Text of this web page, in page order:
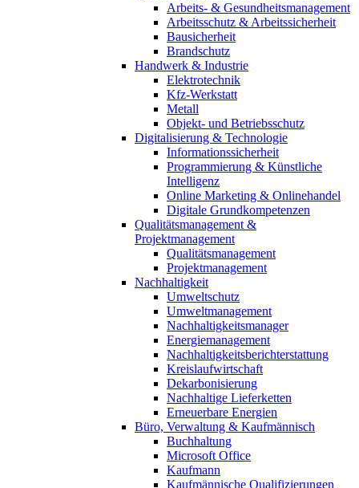
Arbeits- & Gesundheitsmanagement
Arbeitsschutz & Arbeitssicherheit
Bausicherheit
Brandschutz
Handwerk & Industrie
Elektrotechnik
Kfz-Werkstatt
Metall
Objekt- und Betriebsschutz
Digitalisierung & Technologie
Informationssicherheit
Programmierung & Künstliche
Intelligenz
Online Marketing & Onlinehandel
Digitale Grundkompetenzen
Qualitätsmanagement &
Projektmanagement
Qualitätsmanagement
Projektmanagement
Nachhaltigkeit
Umweltschutz
Umweltmanagement
Nachhaltigkeitsmanager
Energiemanagement
Nachhaltigkeitsberichterstattung
Kreislaufwirtschaft
Dekarbonisierung
Nachhaltige Lieferketten
Erneuerbare Energien
Büro, Verwaltung & Kaufmännisch
Buchhaltung
Microsoft Office
Kaufmann
Kaufmännische Qualifizierungen